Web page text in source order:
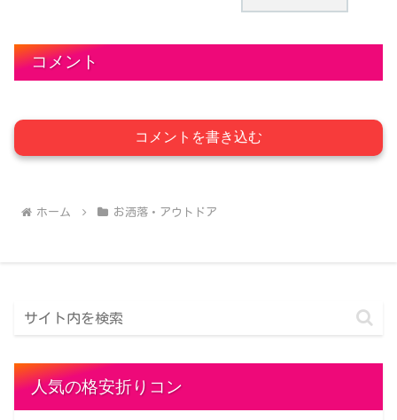
コメント
コメントを書き込む
ホーム お洒落・アウトドア
人気の格安折りコン